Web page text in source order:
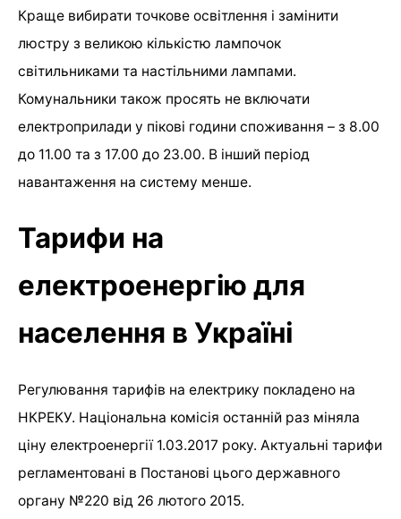
Краще вибирати точкове освітлення і замінити
люстру з великою кількістю лампочок
світильниками та настільними лампами.
Комунальники також просять не включати
електроприлади у пікові години споживання – з 8.00
до 11.00 та з 17.00 до 23.00. В інший період
навантаження на систему менше.
Тарифи на
електроенергію для
населення в Україні
Регулювання тарифів на електрику покладено на
НКРЕКУ. Національна комісія останній раз міняла
ціну електроенергії 1.03.2017 року. Актуальні тарифи
регламентовані в Постанові цього державного
органу №220 від 26 лютого 2015.